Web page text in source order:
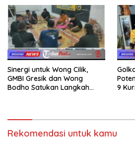
Sinergi untuk Wong Cilik,
GMBI Gresik dan Wong
Bodho Satukan Langkah
9
Rekomendasi untuk kamu